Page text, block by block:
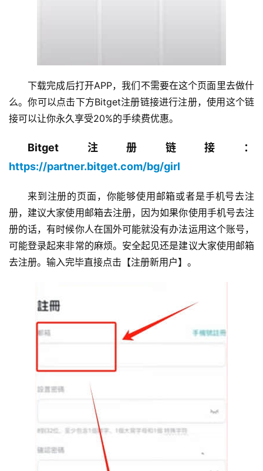
下载完成后打开APP，我们不需要在这个页面里去做什
么。你可以点击下方Bitget注册链接进行注册，使用这个链
接可以让你永久享受20%的手续费优惠。
Bitget注册链接：
https://partner.bitget.com/bg/girl
来到注册的页面，你能够使用邮箱或者是手机号去注
册，建议大家使用邮箱去注册，因为如果你使用手机号去注
册的话，有时候你人在国外可能就没有办法运用这个账号，
可能登录起来非常的麻烦。安全起见还是建议大家使用邮箱
去注册。输入完毕直接点击【注册新用户】。